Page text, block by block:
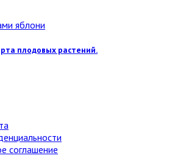
плодовых растений.
соглашение